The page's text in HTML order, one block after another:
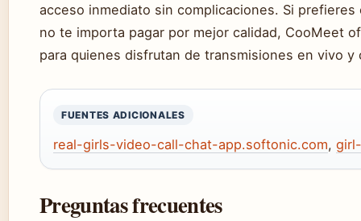
acceso inmediato sin complicaciones. Si
no te importa pagar por mejor calidad, CooMeet
para quienes disfrutan de transmisiones en vivo y
FUENTES ADICIONALES
real-girls-video-call-chat-app.softonic.com,
Preguntas frecuentes